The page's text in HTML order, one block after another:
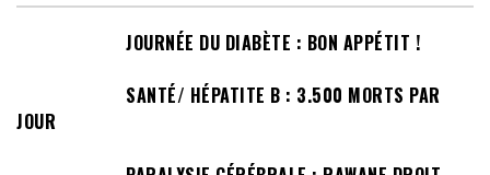
JOURNÉE DU DIABÈTE : BON APPÉTIT !
SANTÉ/ HÉPATITE B : 3.500 MORTS PAR
JOUR